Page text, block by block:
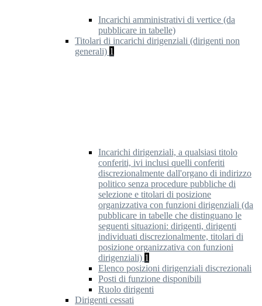
Incarichi amministrativi di vertice (da
pubblicare in tabelle)
Titolari di incarichi dirigenziali (dirigenti non
generali) 1
Incarichi dirigenziali, a qualsiasi titolo
conferiti, ivi inclusi quelli conferiti
discrezionalmente dall'organo di indirizzo
politico senza procedure pubbliche di
selezione e titolari di posizione
organizzativa con funzioni dirigenziali (da
pubblicare in tabelle che distinguano le
seguenti situazioni: dirigenti, dirigenti
individuati discrezionalmente, titolari di
posizione organizzativa con funzioni
dirigenziali) 1
Elenco posizioni dirigenziali discrezionali
Posti di funzione disponibili
Ruolo dirigenti
Dirigenti cessati